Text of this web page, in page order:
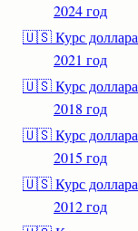
2024 год
🇺🇸 Курс доллара
2021 год
🇺🇸 Курс доллара
2018 год
🇺🇸 Курс доллара
2015 год
🇺🇸 Курс доллара
2012 год